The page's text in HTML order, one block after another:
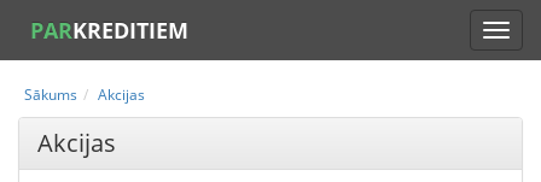
PARKREDITIEM
Sākums Akcijas
Akcijas